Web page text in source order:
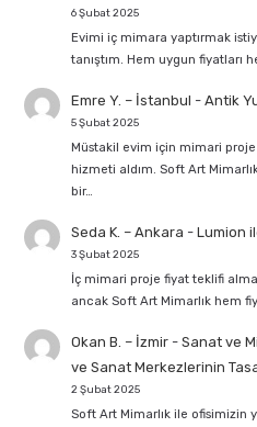
6 Şubat 2025
Evimi iç mimara yaptırmak
tanıştım. Hem uygun fiyatları
Emre Y. – İstanbul - Antik
5 Şubat 2025
Müstakil evim için mimari
hizmeti aldım. Soft Art
bir…
Seda K. – Ankara - Lumion
3 Şubat 2025
İç mimari proje fiyat teklifi
ancak Soft Art Mimarlık hem
Okan B. – İzmir- Sanat ve
ve Sanat Merkezlerinin
2 Şubat 2025
Soft Art Mimarlık ile ofisimizin